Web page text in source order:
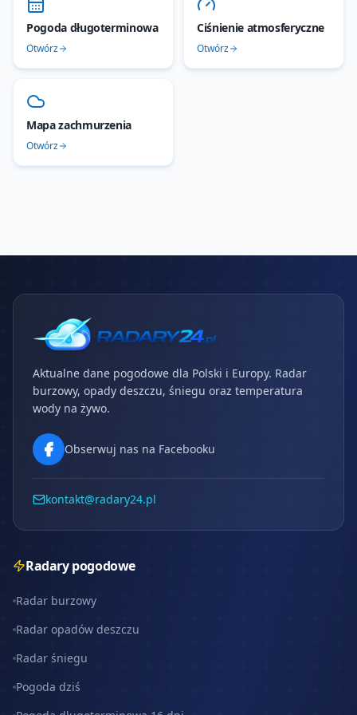
Pogoda długoterminowa
Otwórz
Ciśnienie atmosferyczne
Otwórz
Mapa zachmurzenia
Otwórz
Aktualne dane pogodowe dla Polski i Europy. Radar
burzowy, opady deszczu, śniegu oraz temperatura
wody na żywo.
Obserwuj nas na Facebooku
kontakt@radary24.pl
Radary pogodowe
Radar burzowy
Radar opadów deszczu
Radar śniegu
Pogoda dziś